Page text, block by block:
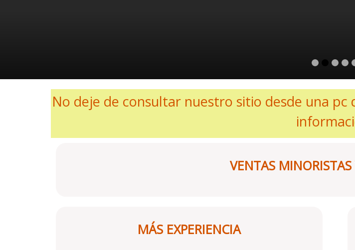
No deje de consultar nuestro sitio desde una
VENTAS
MÁS EXPERIENCIA